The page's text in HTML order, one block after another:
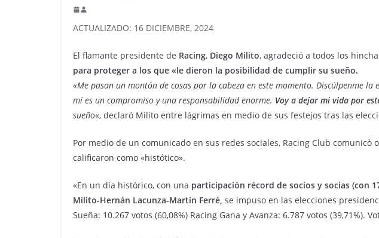
ACTUALIZADO: 16 DICIEMBRE, 2024
El flamante presidente de Racing, Diego Milito, agradeció a todos los
para proteger a los que «le dieron la posibilidad de cumplir su sueño.
«Me pasan un montón de cosas por la cabeza en este momento. Discúlpenme
mí es un compromiso y una responsabilidad enorme. Voy a dejar mi vida por
sueño«, declaró Milito entre lágrimas en medio de sus festejos tras las
Por medio de un comunicado en sus redes sociales, Racing Club
calificaron como «histótico».
«En un día histórico, con una participación récord de socios y socias (con
Milito-Hernán Lacunza-Martín Ferré, se impuso en las elecciones
Sueña: 10.267 votos (60,08%) Racing Gana y Avanza: 6.787 votos (39,71%).